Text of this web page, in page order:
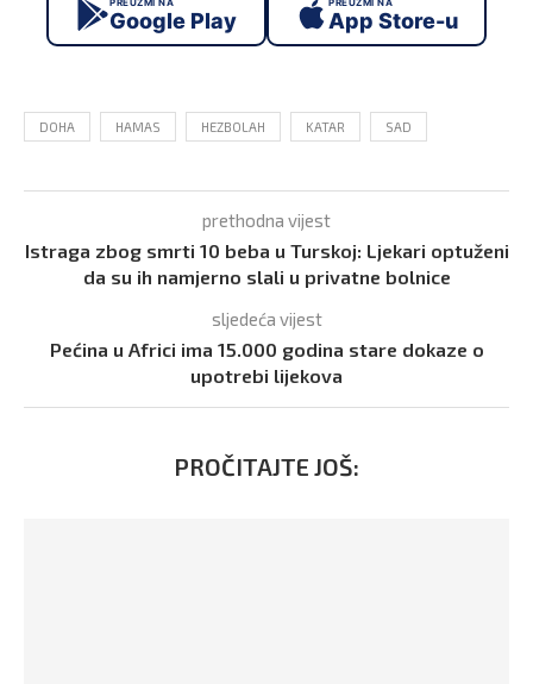
Google Play App Store-u
DOHA HAMAS HEZBOLAH KATAR SAD
prethodna vijest
Istraga zbog smrti 10 beba u Turskoj: Ljekari optuženi
da su ih namjerno slali u privatne bolnice
sljedeća vijest
Pećina u Africi ima 15.000 godina stare dokaze o
upotrebi lijekova
PROČITAJTE JOŠ: